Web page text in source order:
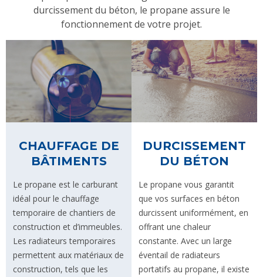
durcissement du béton, le propane assure le
fonctionnement de votre projet.
CHAUFFAGE DE
BÂTIMENTS
Le propane est le carburant
idéal pour le chauffage
temporaire de chantiers de
construction et d’immeubles.
Les radiateurs temporaires
permettent aux matériaux de
construction, tels que les
DURCISSEMENT
DU BÉTON
Le propane vous garantit
que vos surfaces en béton
durcissent uniformément, en
offrant une chaleur
constante. Avec un large
éventail de radiateurs
portatifs au propane, il existe